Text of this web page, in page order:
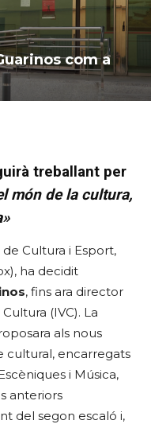
com a
treballant per
món de la cultura,
Cultura i Esport,
ha decidit
, fins ara director
(IVC). La
als nous
cultural, encarregats
i Música,
anteriors
del segon escaló i,